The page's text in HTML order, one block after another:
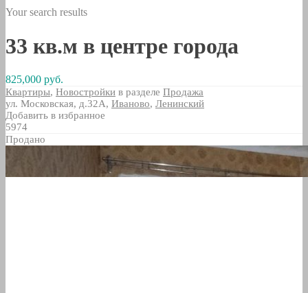
Your search results
33 кв.м в центре города
825,000 руб.
Квартиры, Новостройки в разделе Продажа
ул. Московская, д.32А, Иваново, Ленинский
Добавить в избранное
5974
Продано